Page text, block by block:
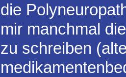
die
mir manchmal
zu schreiben